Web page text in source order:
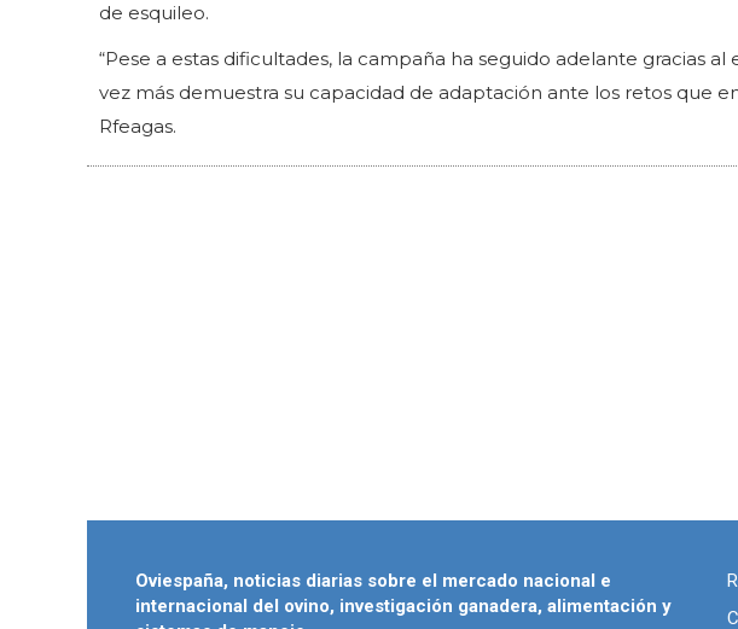
de esquileo.
“Pese a estas dificultades, la campaña ha seguido adelante gracias
vez más demuestra su capacidad de adaptación ante los retos que
Rfeagas.
Oviespaña, noticias diarias sobre el mercado nacional e
internacional del ovino, investigación ganadera, alimentación y